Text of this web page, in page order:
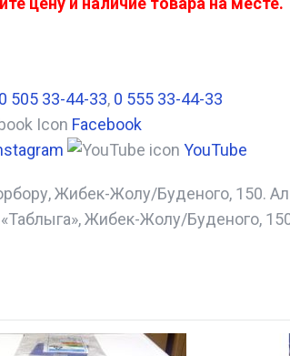
0 505 33-44-33, 0 555 33-44-33
Facebook
YouTube
Жибек-Жолу/Буденого, 150.
Жибек-Жолу/Буденого,